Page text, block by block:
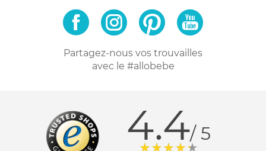
Partagez-nous vos trouvailles
avec le #allobebe
4.4/ 5